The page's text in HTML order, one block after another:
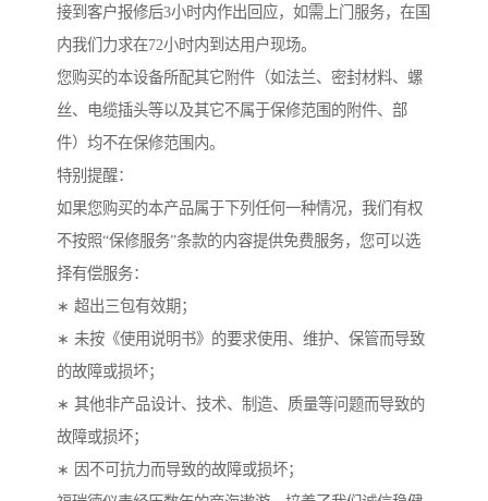
接到客户报修后3小时内作出回应，如需上门服务，在国
内我们力求在72小时内到达用户现场。
您购买的本设备所配其它附件（如法兰、密封材料、螺
丝、电缆插头等以及其它不属于保修范围的附件、部
件）均不在保修范围内。
特别提醒：
如果您购买的本产品属于下列任何一种情况，我们有权
不按照“保修服务”条款的内容提供免费服务，您可以选
择有偿服务：
∗ 超出三包有效期；
∗ 未按《使用说明书》的要求使用、维护、保管而导致
的故障或损坏；
∗ 其他非产品设计、技术、制造、质量等问题而导致的
故障或损坏；
∗ 因不可抗力而导致的故障或损坏；